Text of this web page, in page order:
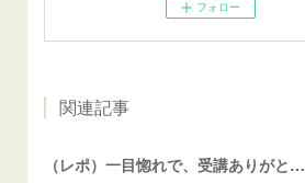
フォロー
関連記事
（レポ）一目惚れで、受講ありがとうございます🙏